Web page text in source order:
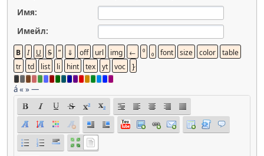
Имя:
Имейл:
á« »—